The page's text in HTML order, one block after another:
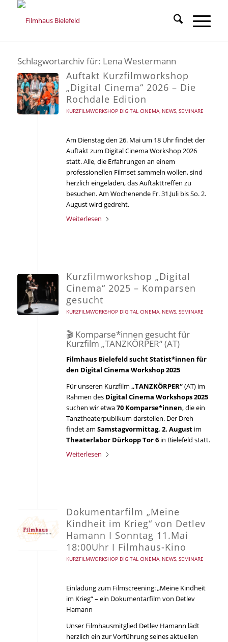
Schlagwortarchiv für: Lena Westermann
Auftakt Kurzfilmworkshop
„Digital Cinema“ 2026 – Die
Rochdale Edition
KURZFILMWORKSHOP DIGITAL CINEMA, NEWS, SEMINARE
Am Dienstag den 26. Mai um 18 Uhr findet der
Auftakt zum Digital Cinema Workshop 2026
statt. Alle, die Erfahrungen an einem
professionellen Filmset sammeln wollen, sind
herzlich eingeladen, das Auftakttreffen zu
besuchen. Am Wochenende Fr. 31.Juli bis So. 2.
August wird gedreht.
Weiterlesen
Kurzfilmworkshop „Digital
Cinema“ 2025 – Komparsen
gesucht
KURZFILMWORKSHOP DIGITAL CINEMA, NEWS, SEMINARE
🎬 Komparse*innen gesucht für
Kurzfilm „TANZKÖRPER“ (AT)
Filmhaus Bielefeld sucht Statist*innen für
den Digital Cinema Workshop 2025
Für unseren Kurzfilm „TANZKÖRPER“(AT) im
Rahmen des Digital Cinema Workshops 2025
suchen wir etwa70 Komparse*innen, die ein
Tanztheaterpublikum darstellen. Der Dreh
findet am Samstagvormittag, 2. Augustim
Theaterlabor Dürkopp Tor 6in Bielefeld statt.
Weiterlesen
Dokumentarfilm „Meine
Kindheit im Krieg“ von Detlev
Hamann I Sonntag 11.Mai
18:00Uhr I Filmhaus-Kino
KURZFILMWORKSHOP DIGITAL CINEMA, NEWS, SEMINARE
Einladung zum Filmscreening: „Meine Kindheit
im Krieg“ – ein Dokumentarfilm von Detlev
Hamann
Unser Filmhausmitglied Detlev Hamann lädt
herzlich ein zur Vorführung seines aktuellen